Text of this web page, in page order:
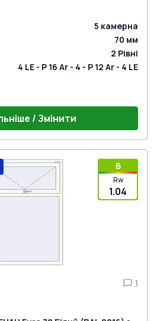
5 камерна
70 мм
2 Рівні
4 LE - P 16 Ar - 4 - P 12 Ar - 4 LE
/ Змінити
B
Rw
1.04
1